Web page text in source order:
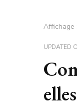
Affichage
UPDATED